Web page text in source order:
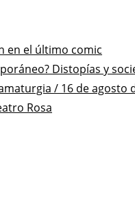
en el último comic
Distopías y
/ 16 de agosto
Rosa